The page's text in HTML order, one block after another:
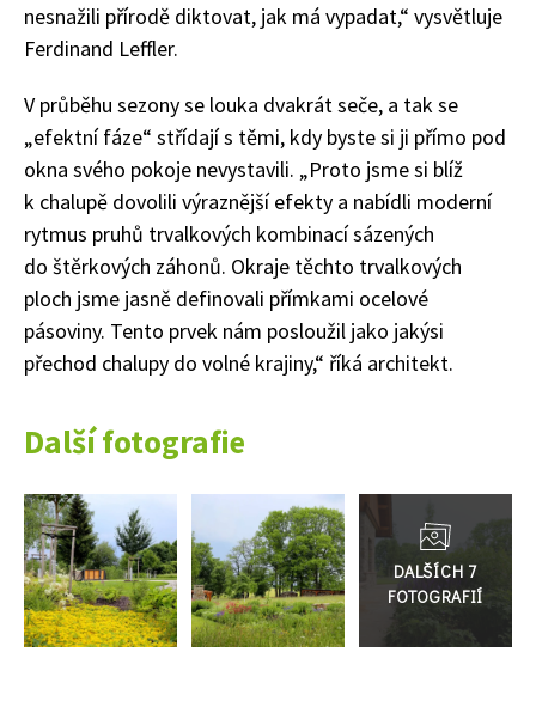
nesnažili přírodě diktovat, jak má vypadat,“ vysvětluje
Ferdinand Leffler.
V průběhu sezony se louka dvakrát seče, a tak se
„efektní fáze“ střídají s těmi, kdy byste si ji přímo pod
okna svého pokoje nevystavili. „Proto jsme si blíž
k chalupě dovolili výraznější efekty a nabídli moderní
rytmus pruhů trvalkových kombinací sázených
do štěrkových záhonů. Okraje těchto trvalkových
ploch jsme jasně definovali přímkami ocelové
pásoviny. Tento prvek nám posloužil jako jakýsi
přechod chalupy do volné krajiny,“ říká architekt.
Další fotografie
do
galerie